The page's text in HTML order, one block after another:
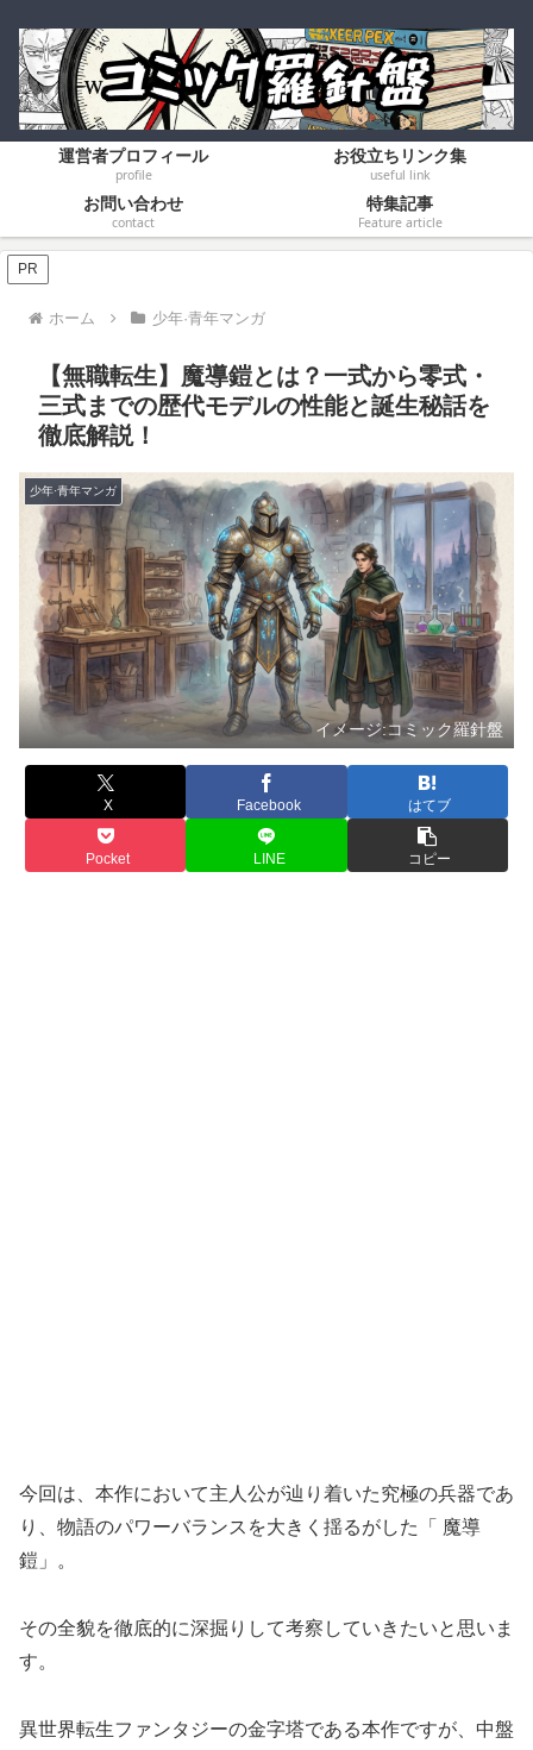
運営者プロフィール
profile
お役立ちリンク集
useful link
お問い合わせ
contact
特集記事
Feature article
PR
ホーム 少年·青年マンガ
【無職転生】魔導鎧とは？一式から零式・
三式までの歴代モデルの性能と誕生秘話を
徹底解説！
少年·青年マンガ
イメージ:コミック羅針盤
X Facebook はてブ
Pocket LINE コピー
今回は、本作において主人公が辿り着いた究極の兵器であ
り、物語のパワーバランスを大きく揺るがした「 魔導
鎧」。
その全貌を徹底的に深掘りして考察していきたいと思いま
す。
異世界転生ファンタジーの金字塔である本作ですが、中盤